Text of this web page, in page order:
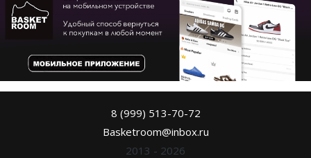
8 (999) 513-70-72
Basketroom@inbox.ru
2013 - 2026